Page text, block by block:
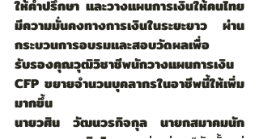
ให้คำปรึกษา และวางแผนการเงินให้คนไทย
มีความมั่นคงทางการเงินในระยะยาว ผ่าน
กระบวนการอบรมและสอบวัดผลเพื่อ
รับรองคุณวุฒิวิชาชีพนักวางแผนการเงิน
CFP ขยายจำนวนบุคลากรในอาชีพนี้ให้เพิ่ม
มากขึ้น
นายวศิน วัฒนวรกิจกุล นายกสมาคมนัก